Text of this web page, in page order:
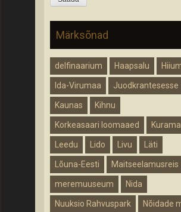
Märksõnad
delfinaarium Haapsalu
Ida-Virumaa Juodkrantesesse
Kaunas Kihnu
Korkeasaari loomaaed
Leedu Lido Livu Läti
Lõuna-Eesti Maitseelamusreis
meremuuseum Nida
Nuuksio Rahvuspark Nõidade